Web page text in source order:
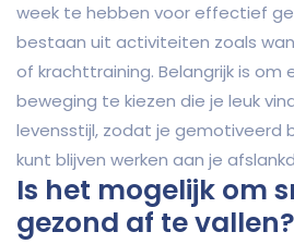
week te hebben voor effectief
bestaan uit activiteiten zoals
of krachttraining. Belangrijk is om
beweging te kiezen die je leuk
levensstijl, zodat je gemotiveerd
kunt blijven werken aan je
Is het mogelijk om
gezond af te vallen?